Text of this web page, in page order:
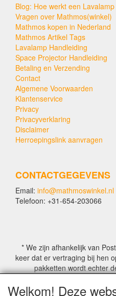
Blog: Hoe werkt een Lavalamp
Vragen over Mathmos(winkel)
Mathmos kopen in Nederland
Mathmos Artikel Tags
Lavalamp Handleiding
Space Projector Handleiding
Betaling en Verzending
Contact
Algemene Voorwaarden
Klantenservice
Privacy
Privacyverklaring
Disclaimer
Herroepingslink aanvragen
CONTACTGEGEVENS
Email: info@mathmoswinkel.nl
Telefoon: +31-654-203066
* We zijn afhankelijk van
keer dat er vertraging bij hen
pakketten wordt echter
Welkom! Deze